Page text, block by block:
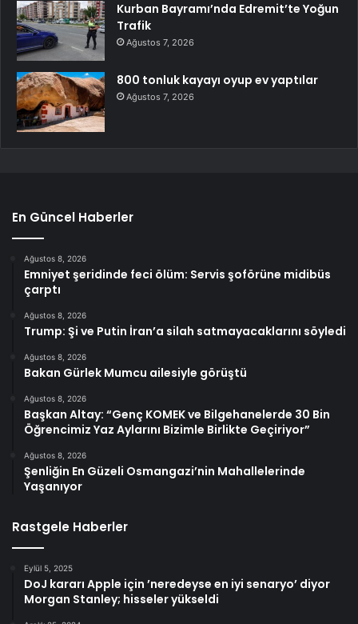
Kurban Bayramı’nda Edremit’te Yoğun
Trafik
Ağustos 7, 2026
800 tonluk kayayı oyup ev yaptılar
Ağustos 7, 2026
En Güncel Haberler
Ağustos 8, 2026
Emniyet şeridinde feci ölüm: Servis şoförüne midibüs
çarptı
Ağustos 8, 2026
Trump: Şi ve Putin İran’a silah satmayacaklarını söyledi
Ağustos 8, 2026
Bakan Gürlek Mumcu ailesiyle görüştü
Ağustos 8, 2026
Başkan Altay: “Genç KOMEK ve Bilgehanelerde 30 Bin
Öğrencimiz Yaz Aylarını Bizimle Birlikte Geçiriyor”
Ağustos 8, 2026
Şenliğin En Güzeli Osmangazi’nin Mahallelerinde
Yaşanıyor
Rastgele Haberler
Eylül 5, 2025
DoJ kararı Apple için ’neredeyse en iyi senaryo’ diyor
Morgan Stanley; hisseler yükseldi